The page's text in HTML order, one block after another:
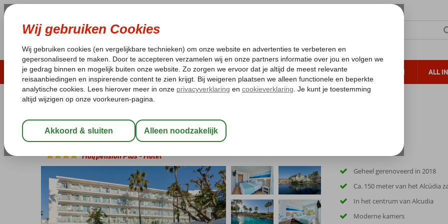
ZOMER 2026 LAST MINUTES WINTERZON ZONVAKANTIES VERRE REIZEN ALL
Laagsteprijsgarantie* Geen fueltoeslag Gratis annuleren*
Home
Spanje Balearen Mallorca Alcudia Alua Boccaccio
Alua Boccaccio
Halfpension Plus-Hotel
Geheel gerenoveerd in 2018
Ca. 150 meter van het Alcúdia
In het centrum van Alcudia
Moderne kamers